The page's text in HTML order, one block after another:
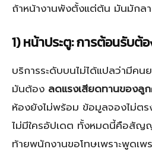
ถ้าหน้างานพังตั้งแต่ต้น มันมักล
1) หน้าประตู: การต้อนรับต้
บริการระดับบนไม่ได้แปลว่ามีคน
มันต้อง ลดแรงเสียดทานของลู
ห้องยังไม่พร้อม ข้อมูลจองไม่ต
ไม่มีใครอัปเดต ทั้งหมดนี้คือสั
ท้ายพนักงานขอโทษเพราะพูดเพ